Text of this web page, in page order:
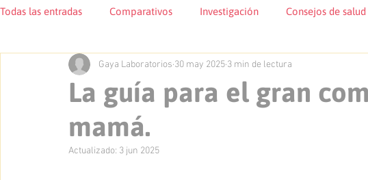
Todas las entradas Comparativos Investigación Consejos de salud
La guía para el gran
mamá.
Gaya Laboratorios 30 may 2025 3 min de lectura
Actualizado: 3 jun 2025